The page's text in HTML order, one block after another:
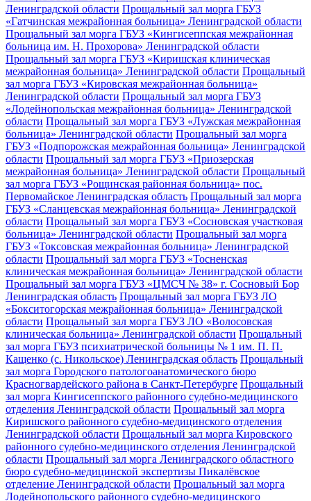
Ленинградской области Прощальный зал морга ГБУЗ
«Гатчинская межрайонная больница» Ленинградской области
Прощальный зал морга ГБУЗ «Кингисеппская межрайонная
больница им. Н. Прохорова» Ленинградской области
Прощальный зал морга ГБУЗ «Киришская клиническая
межрайонная больница» Ленинградской области Прощальный
зал морга ГБУЗ «Кировская межрайонная больница»
Ленинградской области Прощальный зал морга ГБУЗ
«Лодейнопольская межрайонная больница» Ленинградской
области Прощальный зал морга ГБУЗ «Лужская межрайонная
больница» Ленинградской области Прощальный зал морга
ГБУЗ «Подпорожская межрайонная больница» Ленинградской
области Прощальный зал морга ГБУЗ «Приозерская
межрайонная больница» Ленинградской области Прощальный
зал морга ГБУЗ «Рощинская районная больница» пос.
Первомайское Ленинградская область Прощальный зал морга
ГБУЗ «Сланцевская межрайонная больница» Ленинградской
области Прощальный зал морга ГБУЗ «Сосновская участковая
больница» Ленинградской области Прощальный зал морга
ГБУЗ «Токсовская межрайонная больница» Ленинградской
области Прощальный зал морга ГБУЗ «Тосненская
клиническая межрайонная больница» Ленинградской области
Прощальный зал морга ГБУЗ «ЦМСЧ № 38» г. Сосновый Бор
Ленинградская область Прощальный зал морга ГБУЗ ЛО
«Бокситогорская межрайонная больница» Ленинградской
области Прощальный зал морга ГБУЗ ЛО «Волосовская
клиническая больница» Ленинградской области Прощальный
зал морга ГБУЗ психиатрической больницы № 1 им. П. П.
Кащенко (с. Никольское) Ленинградская область Прощальный
зал морга Городского патологоанатомического бюро
Красногвардейского района в Санкт-Петербурге Прощальный
зал морга Кингисеппского районного судебно-медицинского
отделения Ленинградской области Прощальный зал морга
Киришского районного судебно-медицинского отделения
Ленинградской области Прощальный зал морга Кировского
районного судебно-медицинского отделения Ленинградской
области Прощальный зал морга Ленинградского областного
бюро судебно-медицинской экспертизы Пикалёвское
отделение Ленинградской области Прощальный зал морга
Лодейнопольского районного судебно-медицинского